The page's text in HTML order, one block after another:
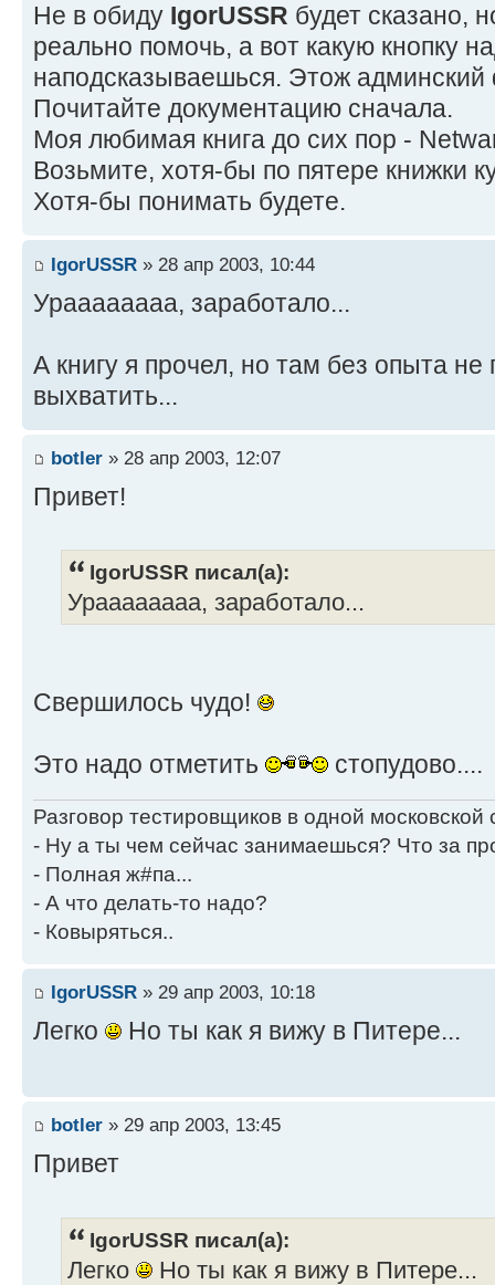
Не в обиду IgorUSSR будет сказано,
реально помочь, а вот какую кнопку
наподсказываешься. Этож
Почитайте документацию сначала.
Моя любимая книга до сих пор -
Возьмите, хотя-бы по пятере книжки
Хотя-бы понимать будете.
IgorUSSR » 28 апр 2003, 10:44
Ураааааааа, заработало...
А книгу я прочел, но там без опыта не
выхватить...
botler » 28 апр 2003, 12:07
Привет!
IgorUSSR писал(а):
Ураааааааа, заработало...
Свершилось чудо!
Это надо отметить стопудово....
Разговор тестировщиков в одной
- Ну а ты чем сейчас занимаешься? Что за
- Полная ж#па...
- А что делать-то надо?
- Ковыряться..
IgorUSSR » 29 апр 2003, 10:18
Легко Но ты как я вижу в Питере...
botler » 29 апр 2003, 13:45
Привет
IgorUSSR писал(а):
Легко Но ты как я вижу в Питере...